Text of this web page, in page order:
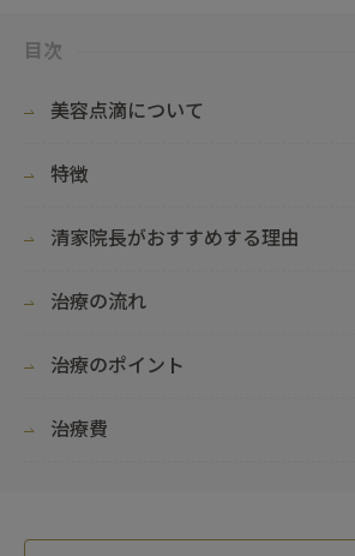
目次
美容点滴について
特徴
清家院長がおすすめする理由
治療の流れ
治療のポイント
治療費